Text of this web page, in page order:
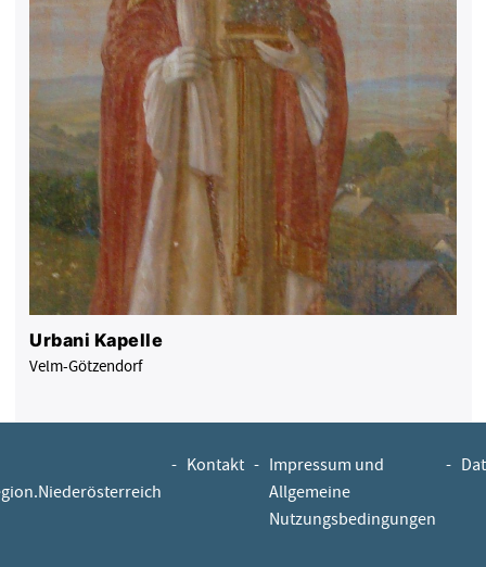
Urbani Kapelle
Velm-Götzendorf
- Kontakt - Impressum und
Allgemeine
Nutzungsbedingungen
-